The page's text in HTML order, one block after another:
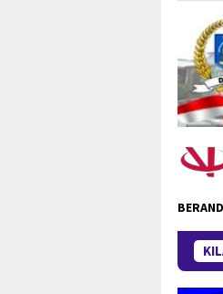
konten